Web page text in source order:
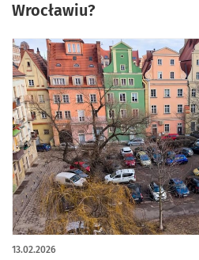
Wrocławiu?
13.02.2026